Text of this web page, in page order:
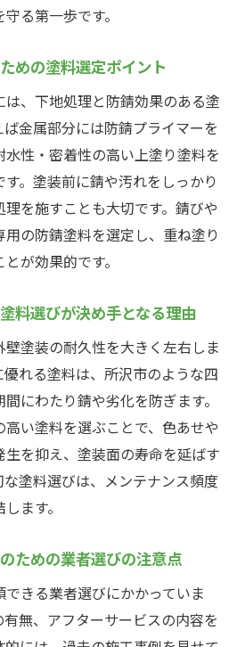
びない家を保つ日常の工夫
年変化を防ぐ実践的な管理方
錆びを未然に防ぐ対策を紹介
ンテナンスで費用を抑える方
族も安心できる住まいを実現
る第一歩です。
めの塗料選定ポイント
、下地処理と防錆効果のある塗
金属部分には防錆プライマーを
性・密着性の高い上塗り塗料を
。塗装前に錆や汚れをしっかり
を施すことも大切です。錆びや
の防錆塗料を選定し、重ね塗り
が効果的です。
料選びが決め手となる理由
塗装の耐久性を大きく左右しま
れる塗料は、所沢市のような四
にわたり錆や劣化を防ぎます。
い塗料を選ぶことで、色あせや
を抑え、塗装面の寿命を延ばす
塗料選びは、メンテナンス頻度
ます。
ための業者選びの注意点
きる業者選びにかかっていま
無、アフターサービスの内容を